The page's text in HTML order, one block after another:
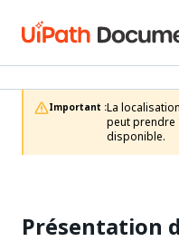
Important :La
peut prendre
disponible.
Présentation